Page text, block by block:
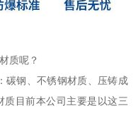
质呢？
碳钢、不锈钢材质、压铸成
质目前本公司主要是以这三